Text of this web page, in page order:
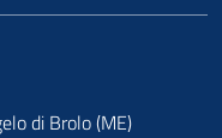
di Brolo (ME)